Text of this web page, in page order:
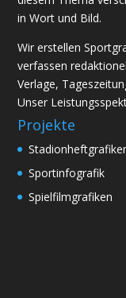
in Wort und Bild.
Wir erstellen
verfassen
Verlage,
Unser
Projekte
Sportinfografik
Spielfilmgrafiken